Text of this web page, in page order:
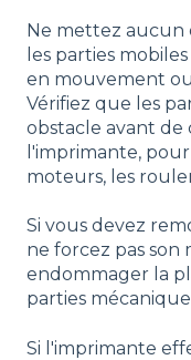
Ne mettez aucun
les parties
en mouvement
Vérifiez que les
obstacle avant de
l'imprimante,
moteurs, les
Si vous devez
ne forcez pas
endommager la
parties
Si l'imprimante